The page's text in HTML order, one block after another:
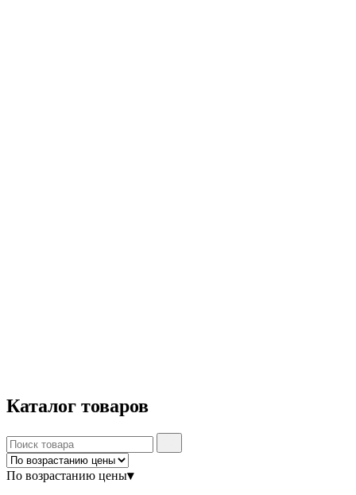
Каталог товаров
По возрастанию цены▾